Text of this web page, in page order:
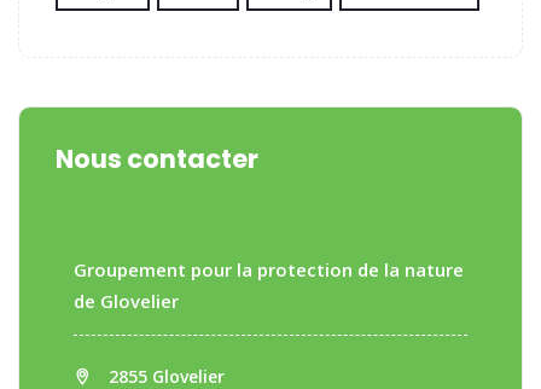
Nous contacter
Groupement pour la protection de la nature
de Glovelier
2855 Glovelier